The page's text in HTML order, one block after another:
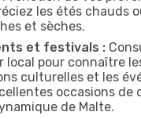
les étés chauds
et sèches.
et festivals :
local pour connaître
culturelles et les
occasions de
de Malte.